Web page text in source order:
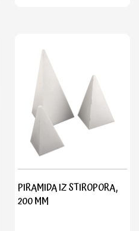
PIRAMIDA IZ STIROPORA,
200 MM